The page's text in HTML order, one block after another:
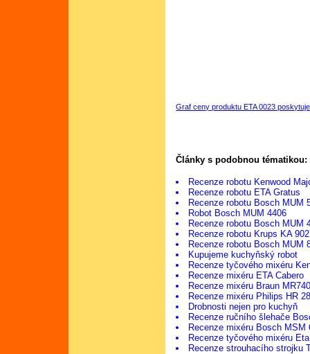
Graf ceny produktu ETA 0023
Články s podobnou tématikou:
Recenze robotu Kenwood
Recenze robotu ETA Gratus
Recenze robotu Bosch MUM
Robot Bosch MUM 4406
Recenze robotu Bosch MUM
Recenze robotu Krups KA
Recenze robotu Bosch MUM
Kupujeme kuchyňský robot
Recenze tyčového mixéru
Recenze mixéru ETA Cabero
Recenze mixéru Braun
Recenze mixéru Philips HR
Drobnosti nejen pro kuchyň
Recenze ručního šlehače
Recenze mixéru Bosch MSM
Recenze tyčového mixéru
Recenze strouhacího strojku